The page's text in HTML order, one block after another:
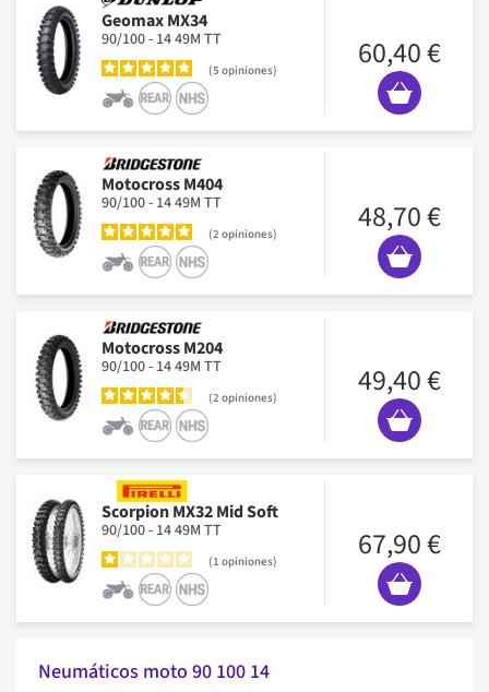
Geomax MX34
90/100 - 14 49M TT
5 opiniones 60,40 €
Motocross M404
90/100 - 14 49M TT
2 opiniones 48,70 €
Motocross M204
90/100 - 14 49M TT
2 opiniones 49,40 €
Scorpion MX32 Mid Soft
90/100 - 14 49M TT
1 opiniones 67,90 €
Neumáticos moto 90 100 14